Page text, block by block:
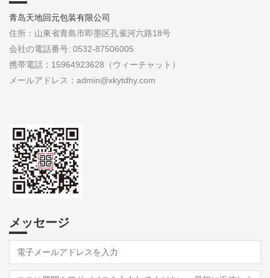
青岛天地回元包装有限公司
住所：山東省青島市即墨区孔雀河六路18号
会社の電話番号: 0532-87506005
携帯電話：15964923628（ウィーチャット）
メールアドレス：admin@xkytdhy.com
メッセージ